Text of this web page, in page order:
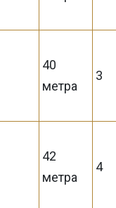
40
метра
3
42
метра
4